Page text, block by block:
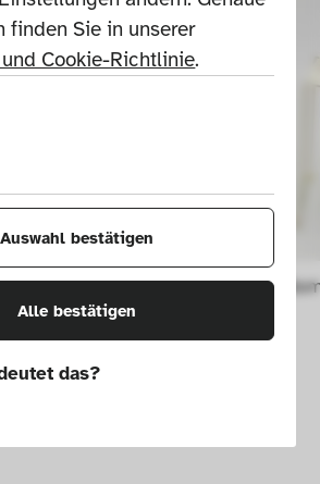
Informationen finden Sie in unserer
Cookie-Richtlinie.
Auswahl bestätigen
Alle bestätigen
das?
können wir durch
Stuhl